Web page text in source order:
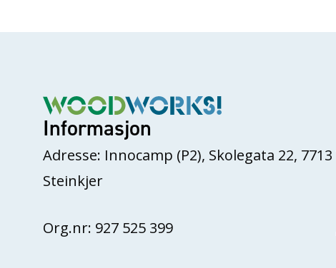
Informasjon
Adresse: Innocamp (P2), Skolegata 22, 7713
Steinkjer
Org.nr: 927 525 399